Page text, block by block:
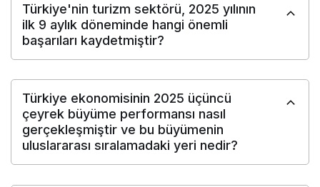
Türkiye'nin turizm sektörü, 2025 yılının
ilk 9 aylık döneminde hangi önemli
başarıları kaydetmiştir?
Türkiye ekonomisinin 2025 üçüncü
çeyrek büyüme performansı nasıl
gerçekleşmiştir ve bu büyümenin
uluslararası sıralamadaki yeri nedir?